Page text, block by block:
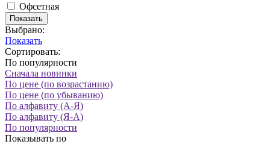
Офсетная
Показать
Выбрано:
Показать
Сортировать:
По популярности
Сначала новинки
По цене (по возрастанию)
По цене (по убыванию)
По алфавиту (А-Я)
По алфавиту (Я-А)
По популярности
Показывать по